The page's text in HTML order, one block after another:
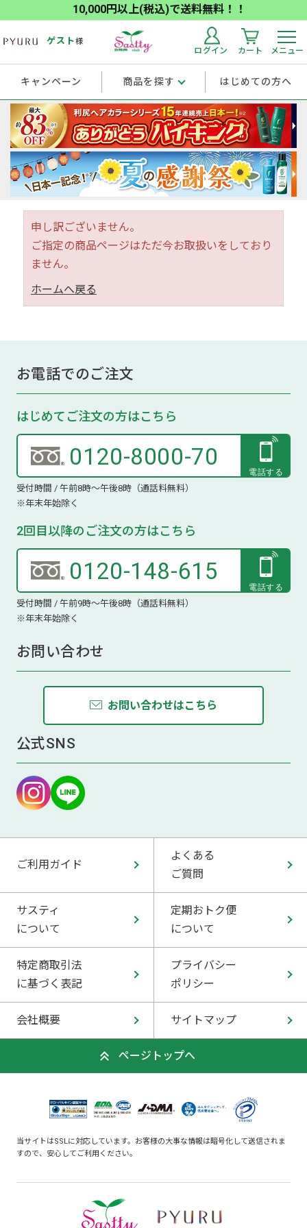
10,000円以上(税込)で送料無料！！
ゲスト様
ログイン カート メニュー
キャンペーン 商品を探す はじめての方へ
申し訳ございません。
ご指定の商品ページはただ今お取扱いをしており
ません。
ホームへ戻る
お電話でのご注文
はじめてご注文の方はこちら
0120-8000-70
受付時間 / 午前8時～午後8時（通話料無料）
※年末年始除く
2回目以降のご注文の方はこちら
0120-148-615
受付時間 / 午前9時～午後8時（通話料無料）
※年末年始除く
お問い合わせ
お問い合わせはこちら
公式SNS
ご利用ガイド
よくある
ご質問
サスティ
について
定期おトク便
について
特定商取引法
に基づく表記
プライバシー
ポリシー
会社概要 サイトマップ
ページトップへ
当サイトはSSLに対応しています。お客様の大事な情報は暗号化して送信されま
すので、安心してご利用ください。